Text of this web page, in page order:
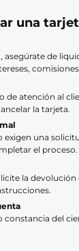
una
asegúrate de
de atención al
la tarjeta.
exigen una
el proceso.
la devolución
del